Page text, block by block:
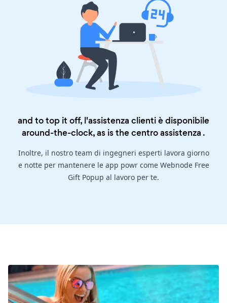
and to top it off, l'assistenza clienti è disponibile
around-the-clock, as is thecentro assistenza .
Inoltre, il nostro team di ingegneri esperti lavora giorno
e notte per mantenere le app powr come Webnode Free
Gift Popup al lavoro per te.